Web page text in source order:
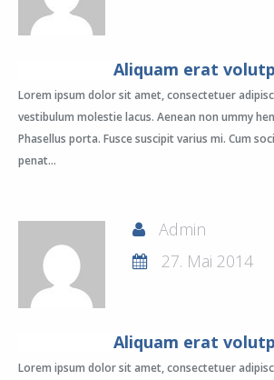
Aliquam erat
Lorem ipsum dolor sit amet, consectetuer
vestibulum molestie lacus. Aenean non ummy
Phasellus porta. Fusce suscipit varius mi. Cum
penat...
Admin
27. Mai 2014
Aliquam erat
Lorem ipsum dolor sit amet, consectetuer